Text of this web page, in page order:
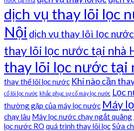
dịch vụ thay lõi lọc
Nội dịch vụ thay lõi lọc
thay lõi lọc nước tại nhà
thay lõi lọc nước tại
thay thế lõi lọc nước Khi nào cần
cố lõi lọc nước khắc phục sự cố máy lọc nước Lọc
thường gặp của máy lọc nước Máy
chạy lâu Máy lọc nước chạy ngắt quãng
lọc nước RO quá trình thay lõi lọcSửa